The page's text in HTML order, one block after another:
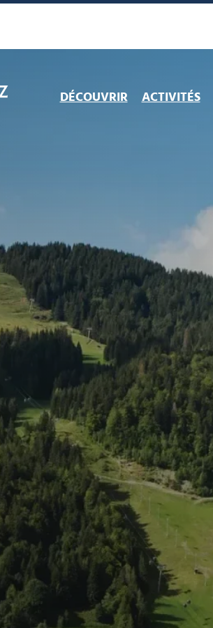
DÉCOUVRIR ACTIVITÉS